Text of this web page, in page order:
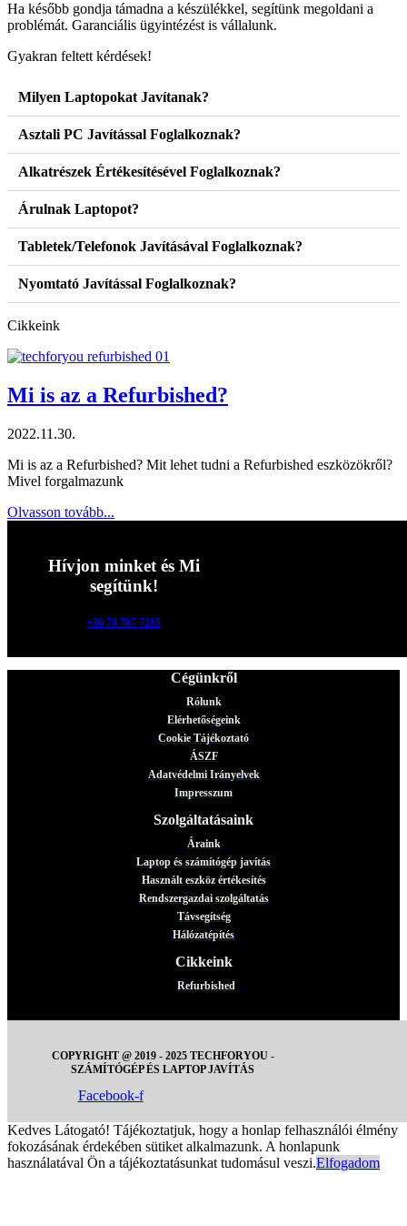
Ha később gondja támadna a készülékkel, segítünk megoldani a
problémát. Garanciális ügyintézést is vállalunk.
Gyakran feltett kérdések!
Milyen Laptopokat Javítanak?
Asztali PC Javítással Foglalkoznak?
Alkatrészek Értékesítésével Foglalkoznak?
Árulnak Laptopot?
Tabletek/Telefonok Javításával Foglalkoznak?
Nyomtató Javítással Foglalkoznak?
Cikkeink
Mi is az a Refurbished?
2022.11.30.
Mi is az a Refurbished? Mit lehet tudni a Refurbished eszközökről?
Mivel forgalmazunk
Olvasson tovább...
Hívjon minket és Mi
segítünk!
+36 70 787 7285
Cégünkről
Rólunk
Elérhetőségeink
Cookie Tájékoztató
ÁSZF
Adatvédelmi Irányelvek
Impresszum
Szolgáltatásaink
Áraink
Laptop és számítógép javítás
Használt eszköz értékesítés
Rendszergazdai szolgáltatás
Távsegítség
Hálózatépítés
Cikkeink
Refurbished
COPYRIGHT @ 2019 - 2025 TECHFORYOU -
SZÁMÍTÓGÉP ÉS LAPTOPJAVÍTÁS
Facebook-f
Kedves Látogató! Tájékoztatjuk, hogy a honlap felhasználói élmény
fokozásának érdekében sütiket alkalmazunk. A honlapunk
használatával Ön a tájékoztatásunkat tudomásul veszi.Elfogadom